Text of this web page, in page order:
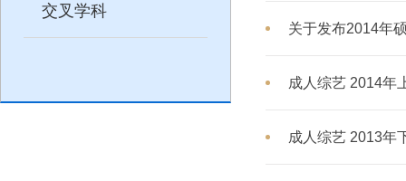
交叉学科
关于发布2014年
成人综艺 2014年
成人综艺 2013年